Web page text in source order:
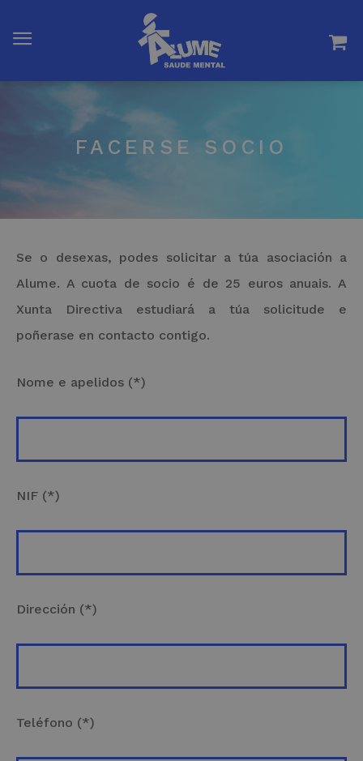
FACERSE SOCIO
Se o desexas, podes solicitar a túa asociación a
Alume. A cuota de socio é de 25 euros anuais. A
Xunta Directiva estudiará a túa solicitude e
poñerase en contacto contigo.
Nome e apelidos (*)
NIF (*)
Dirección (*)
Teléfono (*)